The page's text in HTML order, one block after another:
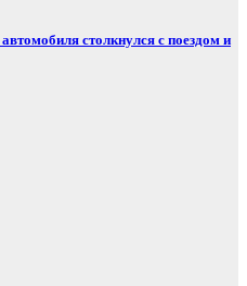
столкнулся с поездом и